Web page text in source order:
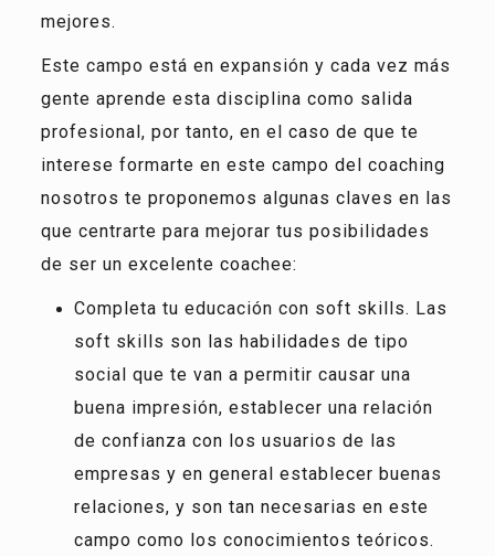
mejores.
Este campo está en expansión y cada vez más
gente aprende esta disciplina como salida
profesional, por tanto, en el caso de que te
interese formarte en este campo del coaching
nosotros te proponemos algunas claves en las
que centrarte para mejorar tus posibilidades
de ser un excelente coachee:
Completa tu educación con soft skills. Las
soft skills son las habilidades de tipo
social que te van a permitir causar una
buena impresión, establecer una relación
de confianza con los usuarios de las
empresas y en general establecer buenas
relaciones, y son tan necesarias en este
campo como los conocimientos teóricos.